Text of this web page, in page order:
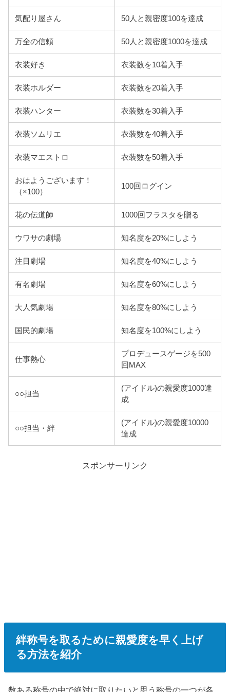
気配り屋さん 50人と親密度100を達成
万全の信頼 50人と親密度1000を達成
衣装好き 衣装数を10着入手
衣装ホルダー 衣装数を20着入手
衣装ハンター 衣装数を30着入手
衣装ソムリエ 衣装数を40着入手
衣装マエストロ 衣装数を50着入手
おはようございます！
（×100）
100回ログイン
花の伝道師 1000回フラスタを贈る
ウワサの劇場 知名度を20%にしよう
注目劇場 知名度を40%にしよう
有名劇場 知名度を60%にしよう
大人気劇場 知名度を80%にしよう
国民的劇場 知名度を100%にしよう
仕事熱心
プロデュースゲージを500
回MAX
○○担当
(アイドル)の親愛度1000達
成
○○担当・絆
(アイドル)の親愛度10000
達成
スポンサーリンク
絆称号を取るために親愛度を早く上げ
る方法を紹介
数ある称号の中で絶対に取りたいと思う称号の一つが各